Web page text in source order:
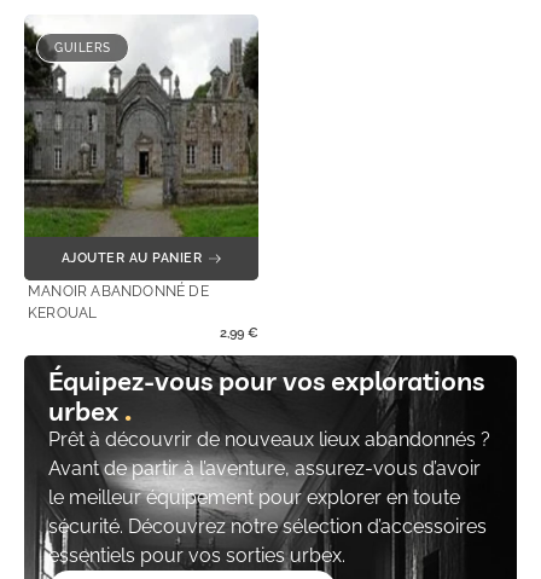
GUILERS
AJOUTER AU PANIER
MANOIR ABANDONNÉ DE
KEROUAL
2,99 €
Équipez-vous pour vos explorations
urbex
Prêt à découvrir de nouveaux lieux abandonnés ?
Avant de partir à l’aventure, assurez-vous d’avoir
le meilleur équipement pour explorer en toute
sécurité. Découvrez notre sélection d’accessoires
essentiels pour vos sorties urbex.